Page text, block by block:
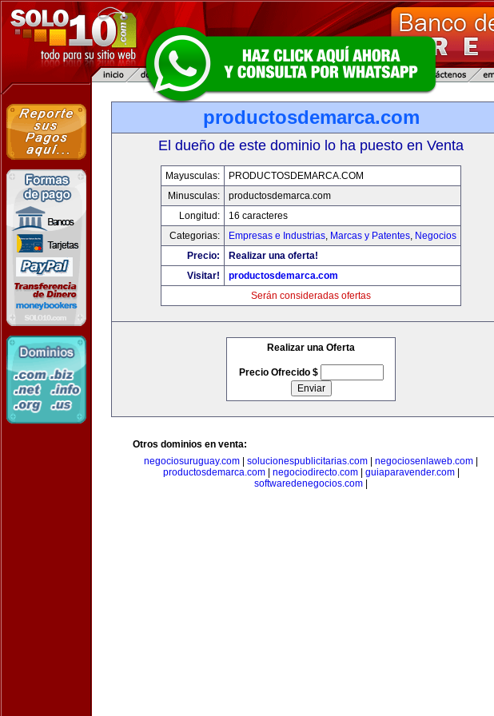
productosdemarca.com
El dueño de este dominio lo ha puesto en Venta
Mayusculas:
PRODUCTOSDEMARCA.COM
Minusculas:
productosdemarca.com
Longitud:
16 caracteres
Categorias:
Empresas e Industrias, Marcas y Patentes, Negocios
Precio:
Realizar una oferta!
Visitar!
productosdemarca.com
Serán consideradas ofertas
Realizar una Oferta
Precio Ofrecido $
Otros dominios en venta:
negociosuruguay.com
solucionespublicitarias.com negociosenlaweb.com
productosdemarca.com| negociodirecto.com| guiaparavender.com|
softwaredenegocios.com